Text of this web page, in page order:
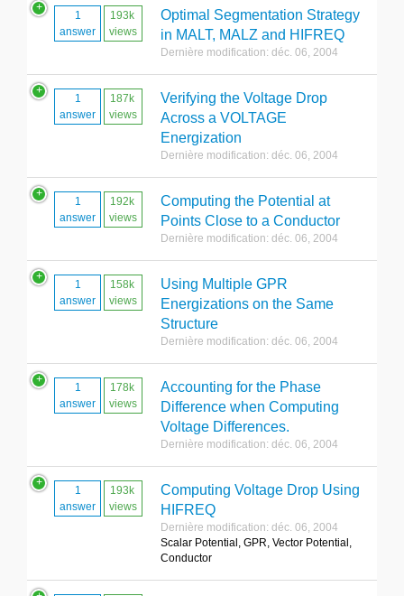
1
answer
193k
views
Optimal Segmentation Strategy
in MALT, MALZ and HIFREQ
Dernière modification: déc. 06, 2004
1
answer
187k
views
Verifying the Voltage Drop
Across a VOLTAGE
Energization
Dernière modification: déc. 06, 2004
1
answer
192k
views
Computing the Potential at
Points Close to a Conductor
Dernière modification: déc. 06, 2004
1
answer
158k
views
Using Multiple GPR
Energizations on the Same
Structure
Dernière modification: déc. 06, 2004
1
answer
178k
views
Accounting for the Phase
Difference when Computing
Voltage Differences.
Dernière modification: déc. 06, 2004
1
answer
193k
views
Computing Voltage Drop Using
HIFREQ
Dernière modification: déc. 06, 2004
Scalar Potential, GPR, Vector Potential,
Conductor